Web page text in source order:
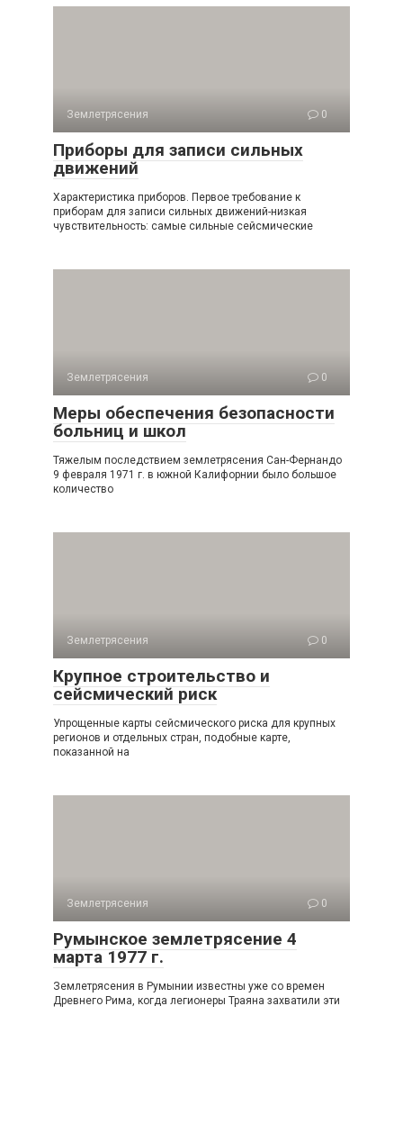
Землетрясения 0
Приборы для записи сильных
движений
Характеристика приборов. Первое требование к
приборам для записи сильных движений-низкая
чувствительность: самые сильные сейсмические
Землетрясения 0
Меры обеспечения безопасности
больниц и школ
Тяжелым последствием землетрясения Сан-Фернандо
9 фе­враля 1971 г. в южной Калифорнии было большое
количество
Землетрясения 0
Крупное строительство и
сейсмический риск
Упрощенные карты сейсмического риска для крупных
регио­нов и отдельных стран, подобные карте,
показанной на
Землетрясения 0
Румынское землетрясение 4
марта 1977 г.
Землетрясения в Румынии известны уже со времен
Древнего Рима, когда легионеры Траяна захватили эти